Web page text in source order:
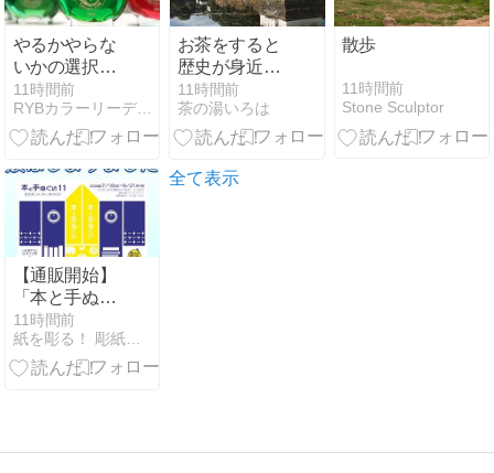
やるかやらな
いかの選択じ
ゃなくて…
11時間前
RYBカラーリーディングで色を解く
お茶をすると
歴史が身近に
四ヶ伝・奥伝
を習って伝統
文化について
11時間前
茶の湯いろは
散歩
11時間前
Stone Sculptor
【通販開始】
「本と手ぬぐ
い11」通販は
じまりまし
た！
11時間前
紙を彫る！ 彫紙（ちょうし）アート やぎ〜ぬ工房
全て表示